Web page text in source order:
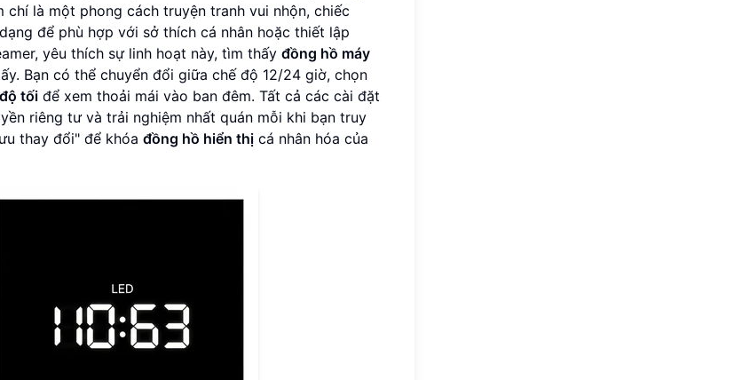
là một phong cách truyện tranh vui nhộn, chiếc
để phù hợp với sở thích cá nhân hoặc thiết lập
yêu thích sự linh hoạt này, tìm thấy đồng hồ máy
Bạn có thể chuyển đổi giữa chế độ 12/24 giờ, chọn
tối để xem thoải mái vào ban đêm. Tất cả các cài đặt
riêng tư và trải nghiệm nhất quán mỗi khi bạn truy
thay đổi" để khóa đồng hồ hiển thị cá nhân hóa của